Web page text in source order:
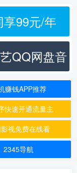
享99元/年
QQ网盘音
赚钱APP推荐
快速开通流量主
视免费在线看
2345导航